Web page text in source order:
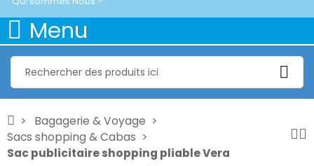
Menu
Bagagerie & Voyage
Sacs shopping & Cabas
Sac publicitaire shopping pliable Vera